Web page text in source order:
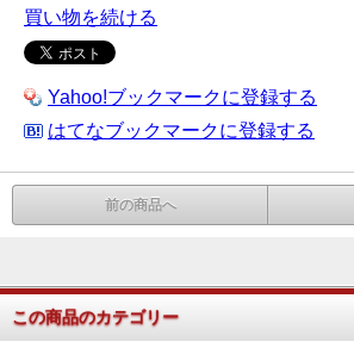
買い物を続ける
Yahoo!ブックマークに登録する
はてなブックマークに登録する
前の商品へ
この商品のカテゴリー